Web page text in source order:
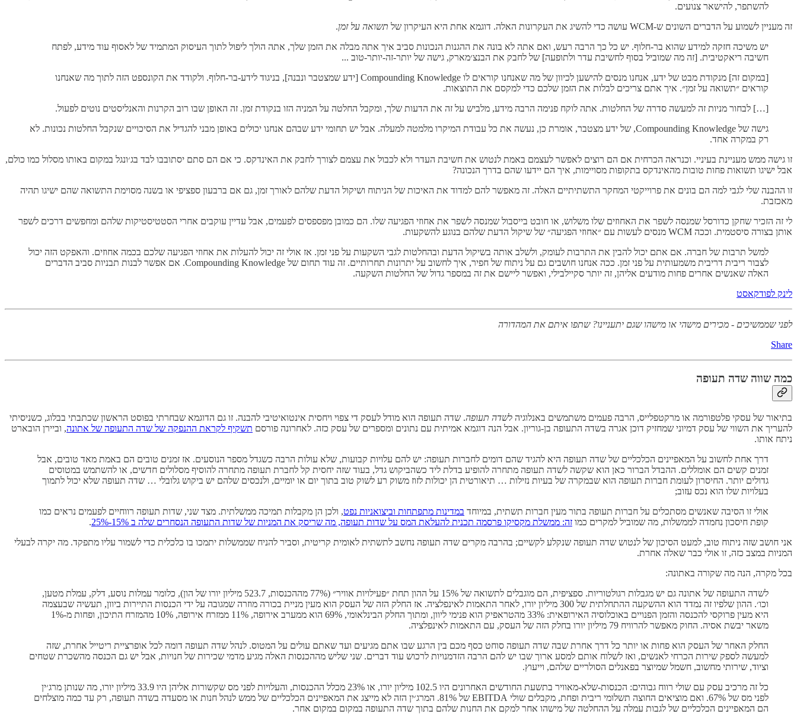
להשתפר, להישאר צנועים.
זה מעניין לשמוע על הדברים השונים ש-WCM עושה כדי להשיג את העקרונות האלה. דוגמא אחת היא העיקרון של
תשואה על זמן.
יש משיכה חזקה למידע שהוא בר-חלוף. יש כל כך הרבה רעש, ואם אתה לא בונה את ההגנות הנכונות סביב איך אתה מבלה את הזמן שלך, אתה הולך ליפול לתוך העיסוק המתמיד של לאסוף עוד מידע, לפתח
חשיבה ריאקטיבית. [זה מה שמוביל בסוף לחשיבת עדר ולתופעה] של לחבק את הבנצ׳מארק, גישה של יותר-זה-יותר-טוב ...
[במקום זה] מנקודת מבט של ידע, אנחנו מנסים להישען לכיוון של מה שאנחנו קוראים לו Compounding Knowledge [ידע שמצטבר ונבנה], בניגוד לידע-בר-חלוף. ולקודד את הקונספט הזה לתוך מה שאנחנו
קוראים ״תשואה על זמן״. איך אתם צריכים לבלות את הזמן שלכם כדי למקסם את התוצאות.
[…] לבחור מניות זה למעשה סדרה של החלטות. אתה לוקח פנימה הרבה מידע, מלביש על זה את הדעות שלך, ומקבל החלטה על המניה הזו בנקודת זמן. זה האופן שבו רוב הקרנות והאנליסטים נוטים לפעול.
גישה של Compounding Knowledge, של ידע מצטבר, אומרת כן, נעשה את כל עבודת המיקרו מלמטה למעלה. אבל יש תחומי ידע שבהם אנחנו יכולים באופן מבני להגדיל את הסיכויים שנקבל החלטות נכונות. לא
רק במקרה אחד.
זו גישה ממש מעניינת בעיניי. וכנראה הכרחית אם הם רוצים לאפשר לעצמם באמת לנטוש את חשיבת העדר ולא לכבול את עצמם לצורך לחבק את האינדקס. כי אם הם סתם יסתובבו לבד בג׳ונגל במקום באותו מסלול כמו כולם,
אבל ישיגו תשואות פחות טובות מהאינדקס בתקופות מסויימות, איך הם יידעו שהם בדרך הנכונה?
זו ההבנה שלי לגבי למה הם בונים את פרוייקטי המחקר התשתיתיים האלה. זה מאפשר להם למדוד את האיכות של הניתוח ושיקול הדעת שלהם לאורך זמן, גם אם ברבעון ספציפי או בשנה מסוימת התשואה שהם ישיגו תהיה
מאכזבת.
לי זה הזכיר שחקן כדורסל שמנסה לשפר את האחוזים שלו משלוש, או חובט בייסבול שמנסה לשפר את אחוזי הפגיעה שלו. הם כמובן מפספסים לפעמים, אבל עדיין עוקבים אחרי הסטטיסטיקות שלהם ומחפשים דרכים לשפר
אותן בצורה סיסטמית. וככה WCM מנסים לעשות עם ״אחוזי הפגיעה״ של שיקול הדעת שלהם בנוגע להשקעות.
למשל תרבות של חברה. אם אתם יכול להבין את התרבות לעומק, ולשלב אותה בשיקול הדעת ובהחלטות לגבי השקעות על פני זמן. אז אולי זה יכול להעלות את אחוזי הפגיעה שלכם בכמה אחוזים. והאפקט הזה יכול
לצבור ריבית דריבית משמעותית על פני זמן. ככה אנחנו חושבים גם על ניתוח של חפיר, איך לחשוב על יתרונות תחרותיים. זה עוד תחום של Compounding Knowledge. אם אפשר לבנות תבניות סביב הדברים
האלה שאנשים אחרים פחות מודעים אליהן, זה יותר סקיילבילי, ואפשר ליישם את זה במספר גדול של החלטות השקעה.
לינק לפודקאסט
לפני שממשיכים - מכירים מישהי או מישהו שגם יתעניינו? שתפו איתם את המהדורה
Share
כמה שווה שדה תעופה
בתיאור של עסקי פלטפורמה או מרקטפלייס, הרבה פעמים משתמשים באנלוגיה לשדה תעופה. שדה תעופה הוא מודל לעסק די צפוי ויחסית אינטואיטיבי להבנה. זו גם הדוגמא שבחרתי בפוסט הראשון שכתבתי בבלוג, כשניסיתי
להעריך את השווי של עסק דמיוני שמחזיק דוכן אגרה בשדה התעופה בן-גוריון. אבל הנה דוגמא אמיתית עם נתונים ומספרים של עסק כזה. לאחרונה פורסם תשקיף לקראת ההנפקה של שדה התעופה של אתונה, וביירן הובארט
ניתח אותו.
דרך אחת לחשוב על המאפיינים הכלכליים של שדה תעופה היא להגיד שהם דומים לחברות תעופה: יש להם עלויות קבועות, שלא עולות הרבה כשגדל מספר הנוסעים. אז זמנים טובים הם באמת מאד טובים, אבל
זמנים קשים הם אומללים. ההבדל הברור כאן הוא שקשה לשדה תעופה מתחרה להופיע בדלת ליד כשהביקוש גדל, בעוד שזה יחסית קל לחברת תעופה מתחרה להוסיף מסלולים חדשים, או להשתמש במטוסים
גדולים יותר. החיסרון לעומת חברות תעופה הוא שבמקרה של בעיות נזילות … תיאורטית הן יכולות לזוז משוק רע לשוק טוב בתוך יום או יומיים, ולנכסים שלהם יש ביקוש גלובלי … שדה תעופה שלא יכול לתמוך
בעלויות שלו הוא נכס עזוב;
אולי זו הסיבה שאנשים מסתכלים על חברות תעופה בתור מעין חברות תשתית, במיוחד במדינות מתפתחות וביצואניות נפט, ולכן הן מקבלות תמיכה ממשלתית. מצד שני, שדות תעופה רווחיים לפעמים נראים כמו
קופת חיסכון נחמדה לממשלות, מה שמוביל למקרים כמו זה: ממשלת מקסיקו פרסמה תכנית להעלאת המס על שדות תעופה, מה שריסק את המניות של שדות התעופה הנסחרים שלה ב 15%-25%
.
אני חושב שזה ניתוח טוב, למעט הסיכון של לנטוש שדה תעופה שנקלע לקשיים; בהרבה מקרים שדה תעופה נחשב לתשתית לאומית קריטית, וסביר להניח שממשלות יתמכו בו כלכלית כדי לשמור עליו מתפקד. מה יקרה לבעלי
המניות במצב כזה, זו אולי כבר שאלה אחרת.
בכל מקרה, הנה מה שקורה באתונה:
לשדה התעופה של אתונה גם יש מגבלות רגולטוריות. ספציפית, הם מוגבלים לתשואה של 15% על ההון תחת ״פעילויות אוויר״ (77% מההכנסות, 523.7 מיליון יורו של הון), כלומר עמלות נוסע, דלק, עמלת מטען,
וכו׳. ההון שלפיו זה נמדד הוא ההשקעה ההתחלתית של 300 מיליון יורו, לאחר התאמות לאינפלציה. אז החלק הזה של העסק הוא מעין מניית בכורה מוזרה שמגובה על ידי הכנסות התיירות ביוון, תעשיה שבעצמה
היא מעין פרוקסי להכנסה והזמן הפנויים באוכלוסיה האירופאית: 33% מהטראפיק הוא פנימי ליוון, ומתוך החלק הבינלאומי, 69% הוא ממערב אירופה, 11% ממזרח אירופה, 10% מהמזרח התיכון, ופחות מ-1%
משאר יבשת אסיה. החוק מאפשר להרוויח 79 מיליון יורו בחלק הזה של העסק, עם התאמות לאינפלציה.
החלק האחר של העסק הוא פחות או יותר כל דרך אחרת שבה שדה תעופה סוחט כסף מכם בין הרגע שבו אתם מגיעים ועד שאתם עולים על המטוס. לנהל שדה תעופה דומה לכל אופרציית ריטייל אחרת, שזה
למעשה לספק שירות הכרחי לאנשים, ואז לשלוח אותם למסע ארוך שבו יש להם הרבה הזדמנויות לרכוש עוד דברים. שני שליש מההכנסות האלה מגיע מדמי שכירות של חנויות, אבל יש גם הכנסה מהשכרת שטחים
וציוד, שירותי מחשוב, חשמל שמיוצר בפאנלים הסולריים שלהם, וייעוץ.
כל זה מרכיב עסק עם שולי רווח גבוהים: הכנסות-שלא-מאוויר בתשעת החודשים האחרונים היו 102.5 מיליון יורו, או 23% מכלל ההכנסות, והעלויות לפני מס שקשורות אליהן היו 33.9 מיליון יורו, מה שנותן מרג׳ין
לפני מס של 67%. ואם מוציאים החוצה תשלומי ריבית ופחת, מקבלים שולי EBITDA של 81%. המרג׳ין הזה לא מייצג את המאפיינים הכלכליים של ממש לנהל חנות או מסעדה בשדה תעופה, רק עד כמה מוצלחים
הם המאפיינים הכלכליים של לגבות עמלה על ההחלטה של מישהו אחר למקם את החנות שלהם בתוך שדה התעופה במקום במקום אחר.